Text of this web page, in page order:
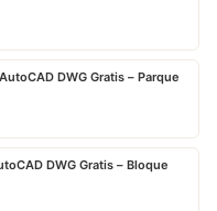
DWG Gratis – Parque
DWG Gratis – Bloque